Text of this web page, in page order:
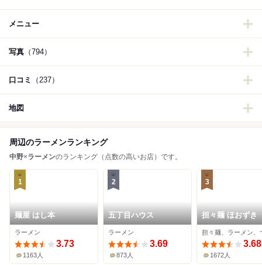
メニュー
写真 （794）
口コミ （237）
地図
周辺のラーメンランキング
中野×ラーメンのランキング（点数の高いお店）です。
1
麺屋 はし本
ラーメン
3.73
1163人
2
五丁目ハウス
ラーメン
3.69
873人
3
担々麺 ほおずき
担々麺、ラーメン、
3.68
1672人